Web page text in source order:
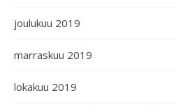
joulukuu 2019
marraskuu 2019
lokakuu 2019